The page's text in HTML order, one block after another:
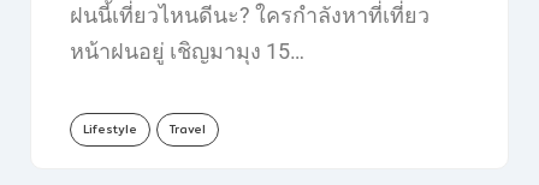
ฝนนี้เที่ยวไหนดีนะ? ใครกำลังหาที่เที่ยว
หน้าฝนอยู่ เชิญมามุง 15…
Lifestyle Travel